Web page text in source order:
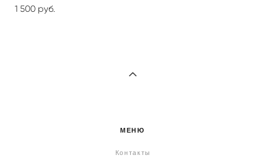
1 500 pуб.
МЕНЮ
Контакты